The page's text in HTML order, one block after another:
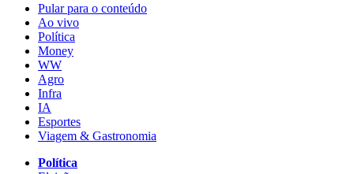
Pular para o conteúdo
Ao vivo
Política
Money
WW
Agro
Infra
IA
Esportes
Viagem & Gastronomia
Política